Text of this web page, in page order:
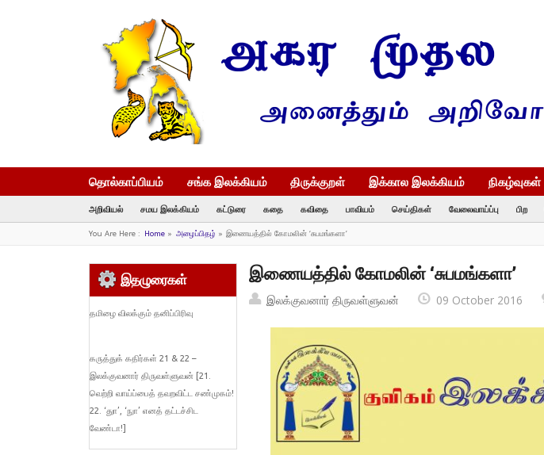
தொல்காப்பியம் சங்க இலக்கியம் திருக்குறள் இக்கால இலக்கியம் நிகழ்வுகள்
அறிவியல் சமய இலக்கியம் கட்டுரை கதை கவிதை பாவியம் செய்திகள் வேலைவாய்ப்பு பிற
You Are Here : Home» அழைப்பிதழ் » இணையத்தில் கோமலின் ‘சுபமங்களா’
இணையத்தில் கோமலின் ‘சுபமங்களா’
இலக்குவனார் திருவள்ளுவன் 09 October 2016
இதழுரைகள்
தமிழை விலக்கும் தனிப்பிரிவு
கருத்துக் கதிர்கள் 21 & 22 –
இலக்குவனார் திருவள்ளுவன் [21.
வெற்றி வாய்ப்பைத் தவறவிட்ட சண்முகம்!
22. ‘துா’, ‘நுா’ எனத் தட்டச்சிட
வேண்டா!]